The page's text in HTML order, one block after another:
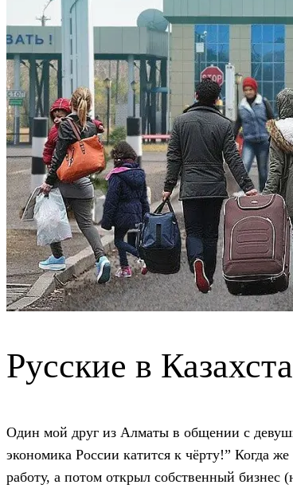
Русские в
Один мой друг из Алматы в общении с
экономика России катится к чёрту!” Когда
работу, а потом открыл собственный бизнес